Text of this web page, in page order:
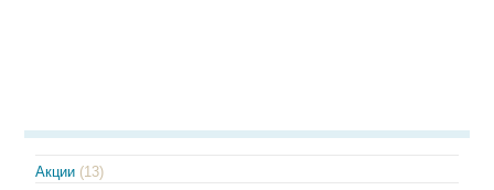
Акции (13)